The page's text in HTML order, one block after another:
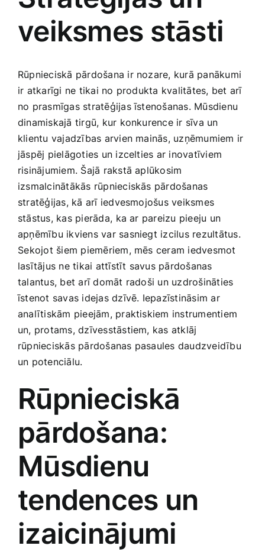
Jaunākie pārdevēji
Raksti
Grāmatas
Gudrā māja
Mājai un remontam
Mājražotājiem
Mājsaimniecības preces
Mēbeles un interjers
Medicīnas preces
Mobilie telefoni, planšetdatori
Pakalpojumi
Pārtikas preces
Preces birojam
Preces pieaugušajiem
Rotaļlietas, bērnu preces
Smaržas, kosmētika
veiksmes stāsti
Rūpnieciskā pārdošana ir nozare, kurā panākumi
ir atkarīgi ne tikai no produkta kvalitātes, bet arī
no prasmīgas​ stratēģijas īstenošanas. Mūsdienu
dinamiskajā tirgū, kur konkurence ir sīva un
klientu vajadzības arvien mainās, uzņēmumiem ir
jāspēj pielāgoties un izcelties ar inovatīviem
risinājumiem. Šajā rakstā aplūkosim
izsmalcinātākās rūpnieciskās pārdošanas
stratēģijas, kā arī iedvesmojošus veiksmes
stāstus, kas‌ pierāda, ⁣ka ar pareizu pieeju un
apņēmību ikviens var sasniegt izcilus rezultātus.
⁢Sekojot šiem piemēriem, mēs ceram iedvesmot
lasītājus ne tikai attīstīt savus pārdošanas
talantus, bet arī ‍domāt radoši un uzdrošināties
īstenot savas idejas dzīvē. Iepazīstināsim ar
analītiskām pieejām, praktiskiem‌ instrumentiem
un, protams, dzīvesstāstiem, kas atklāj
rūpnieciskās pārdošanas pasaules daudzveidību
un potenciālu.
Rūpnieciskā ​
pārdošana:
Mūsdienu
tendences un
izaicinājumi